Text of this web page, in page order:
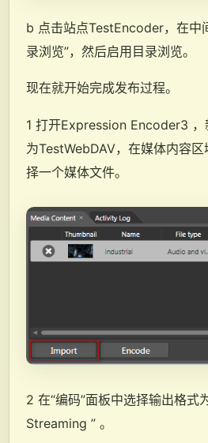
b 点击站点TestEncoder，在中
录浏览”，然后启用目录浏览。
现在就开始完成发布过程。
1 打开Expression Encoder3
为TestWebDAV，在媒体内容区
择一个媒体文件。
2 在“编码”面板中选择输出格式
Streaming ” 。